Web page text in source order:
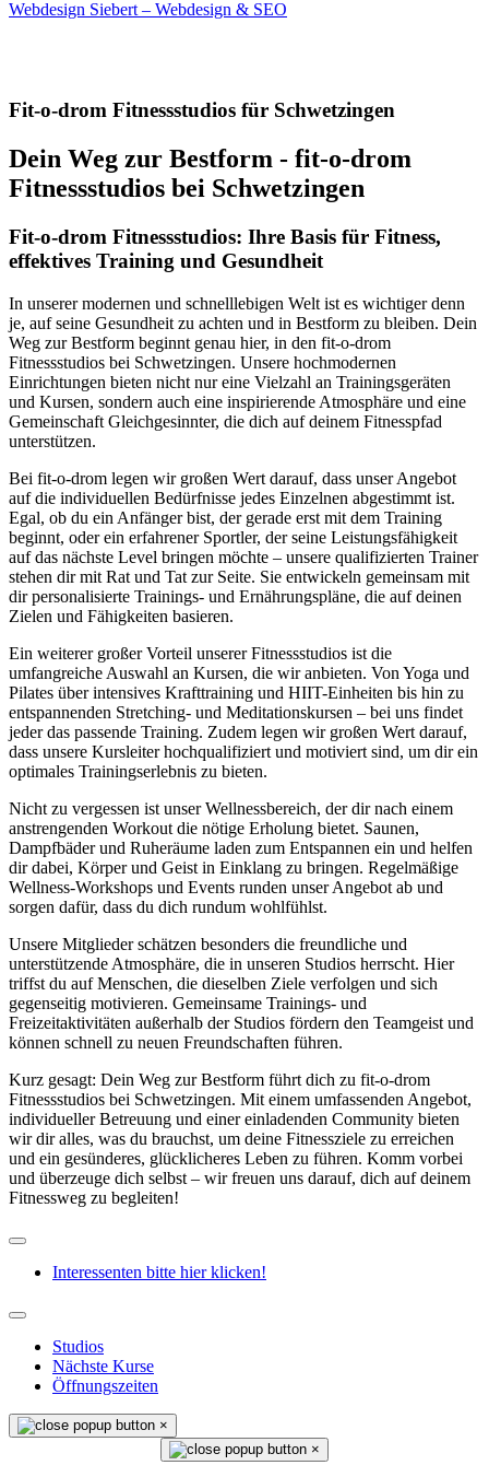
Webdesign Siebert – Webdesign & SEO
Fit-o-drom Fitnessstudios für Schwetzingen
Dein Weg zur Bestform - fit-o-drom
Fitnessstudios bei Schwetzingen
Fit-o-drom Fitnessstudios: Ihre Basis für Fitness,
effektives Training und Gesundheit
In unserer modernen und schnelllebigen Welt ist es wichtiger denn
je, auf seine Gesundheit zu achten und in Bestform zu bleiben. Dein
Weg zur Bestform beginnt genau hier, in den fit-o-drom
Fitnessstudios bei Schwetzingen. Unsere hochmodernen
Einrichtungen bieten nicht nur eine Vielzahl an Trainingsgeräten
und Kursen, sondern auch eine inspirierende Atmosphäre und eine
Gemeinschaft Gleichgesinnter, die dich auf deinem Fitnesspfad
unterstützen.
Bei fit-o-drom legen wir großen Wert darauf, dass unser Angebot
auf die individuellen Bedürfnisse jedes Einzelnen abgestimmt ist.
Egal, ob du ein Anfänger bist, der gerade erst mit dem Training
beginnt, oder ein erfahrener Sportler, der seine Leistungsfähigkeit
auf das nächste Level bringen möchte – unsere qualifizierten Trainer
stehen dir mit Rat und Tat zur Seite. Sie entwickeln gemeinsam mit
dir personalisierte Trainings- und Ernährungspläne, die auf deinen
Zielen und Fähigkeiten basieren.
Ein weiterer großer Vorteil unserer Fitnessstudios ist die
umfangreiche Auswahl an Kursen, die wir anbieten. Von Yoga und
Pilates über intensives Krafttraining und HIIT-Einheiten bis hin zu
entspannenden Stretching- und Meditationskursen – bei uns findet
jeder das passende Training. Zudem legen wir großen Wert darauf,
dass unsere Kursleiter hochqualifiziert und motiviert sind, um dir ein
optimales Trainingserlebnis zu bieten.
Nicht zu vergessen ist unser Wellnessbereich, der dir nach einem
anstrengenden Workout die nötige Erholung bietet. Saunen,
Dampfbäder und Ruheräume laden zum Entspannen ein und helfen
dir dabei, Körper und Geist in Einklang zu bringen. Regelmäßige
Wellness-Workshops und Events runden unser Angebot ab und
sorgen dafür, dass du dich rundum wohlfühlst.
Unsere Mitglieder schätzen besonders die freundliche und
unterstützende Atmosphäre, die in unseren Studios herrscht. Hier
triffst du auf Menschen, die dieselben Ziele verfolgen und sich
gegenseitig motivieren. Gemeinsame Trainings- und
Freizeitaktivitäten außerhalb der Studios fördern den Teamgeist und
können schnell zu neuen Freundschaften führen.
Kurz gesagt: Dein Weg zur Bestform führt dich zu fit-o-drom
Fitnessstudios bei Schwetzingen. Mit einem umfassenden Angebot,
individueller Betreuung und einer einladenden Community bieten
wir dir alles, was du brauchst, um deine Fitnessziele zu erreichen
und ein gesünderes, glücklicheres Leben zu führen. Komm vorbei
und überzeuge dich selbst – wir freuen uns darauf, dich auf deinem
Fitnessweg zu begleiten!
Interessenten bitte hier klicken!
Studios
Nächste Kurse
Öffnungszeiten
×
×